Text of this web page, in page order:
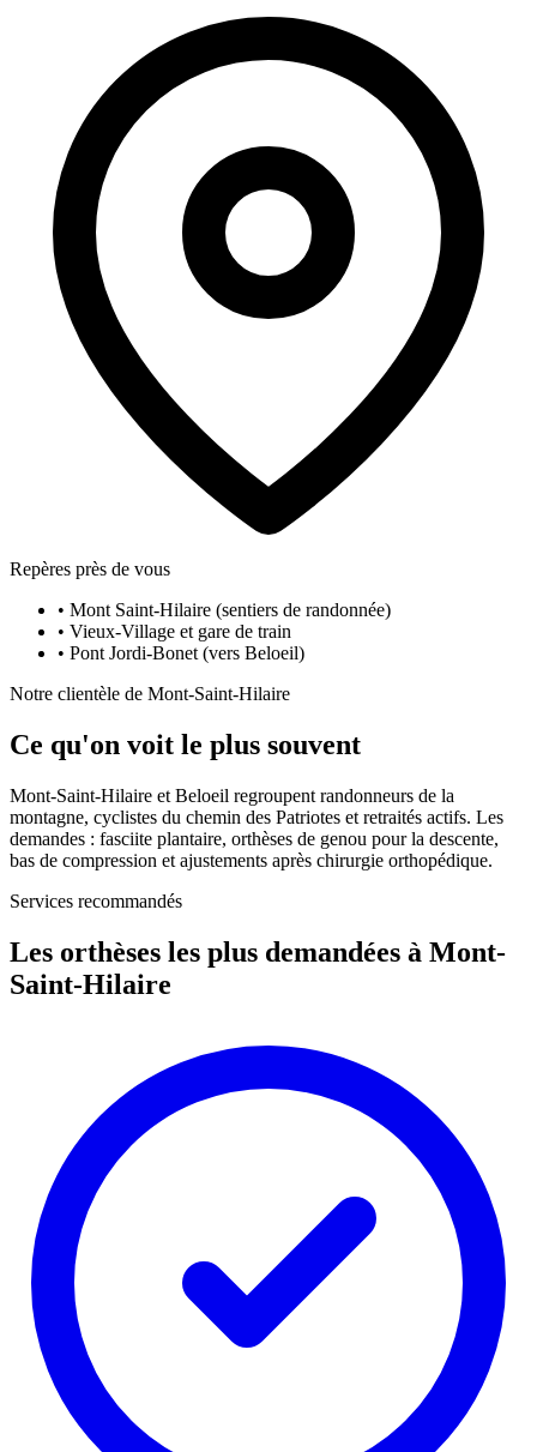
Repères près de vous
• Mont Saint-Hilaire (sentiers de randonnée)
• Vieux-Village et gare de train
• Pont Jordi-Bonet (vers Beloeil)
Notre clientèle de Mont-Saint-Hilaire
Ce qu'on voit le plus souvent
Mont-Saint-Hilaire et Beloeil regroupent randonneurs de la
montagne, cyclistes du chemin des Patriotes et retraités actifs. Les
demandes : fasciite plantaire, orthèses de genou pour la descente,
bas de compression et ajustements après chirurgie orthopédique.
Services recommandés
Les orthèses les plus demandées à Mont-
Saint-Hilaire